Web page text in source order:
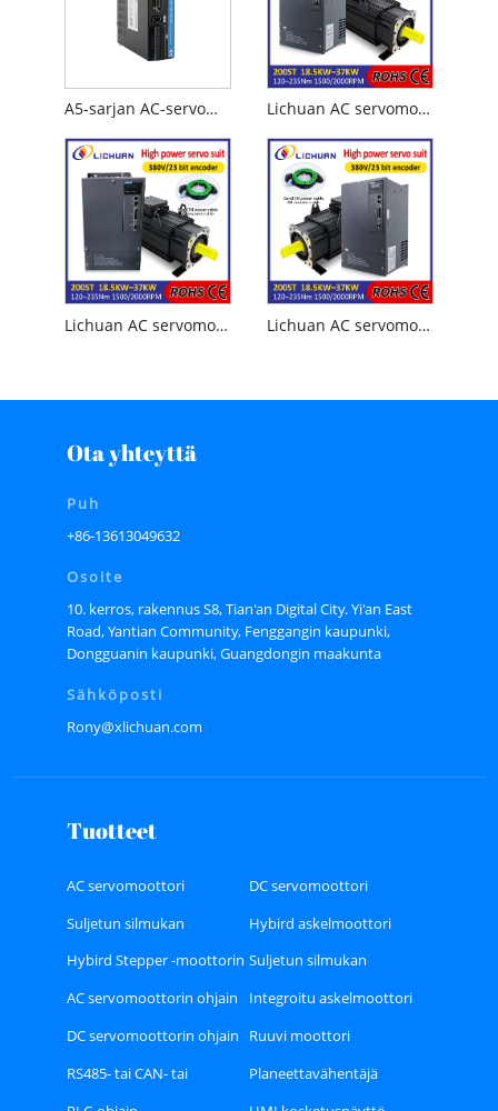
A5-sarjan AC-servomoottoriohjain Lichuan AC servomoottorin ohjainsarja SUURI TEHO 120N.m 18.5KW AC380V 31.8A 1500/2000RPM IP65
Lichuan AC servomoottorin ohjainsarja SUURI TEHO 88N.m 18.5KW AC380V 31.6A 1500/2000RPM IP65 Lichuan AC servomoottoriohjainsarja SUURI TEHO 140N.m 22KW AC380V 44.7A 1500/2000RPM IP65
Ota yhteyttä
Puh
+86-13613049632
Osoite
10. kerros, rakennus S8, Tian'an Digital City. Yi'an East
Road, Yantian Community, Fenggangin kaupunki,
Dongguanin kaupunki, Guangdongin maakunta
Sähköposti
Rony@xlichuan.com
Tuotteet
AC servomoottori
DC servomoottori
Suljetun silmukan
askelmoottori
Hybird askelmoottori
Hybird Stepper -moottorin
ohjain
Suljetun silmukan
askelmoottorin ohjain
AC servomoottorin ohjain
Integroitu askelmoottori
DC servomoottorin ohjain
Ruuvi moottori
RS485- tai CAN- tai
Planeettavähentäjä